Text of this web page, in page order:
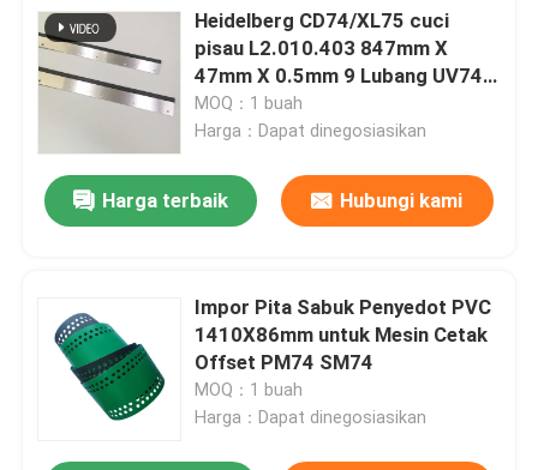
Heidelberg CD74/XL75 cuci
pisau L2.010.403 847mm X
47mm X 0.5mm 9 Lubang UV74
Printing Spare Parts
MOQ：1 buah
Harga：Dapat dinegosiasikan
Harga terbaik Hubungi kami
Impor Pita Sabuk Penyedot PVC
1410X86mm untuk Mesin Cetak
Offset PM74 SM74
MOQ：1 buah
Harga：Dapat dinegosiasikan